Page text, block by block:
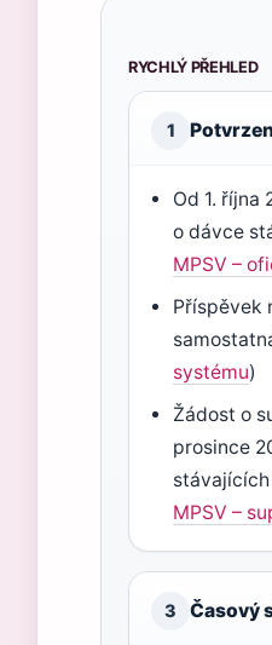
RYCHLÝ PŘEHLED
1
Od 1. října
o dávce
MPSV –
Příspěvek
systému)
Žádost o
prosince
MPSV –
3 Časový